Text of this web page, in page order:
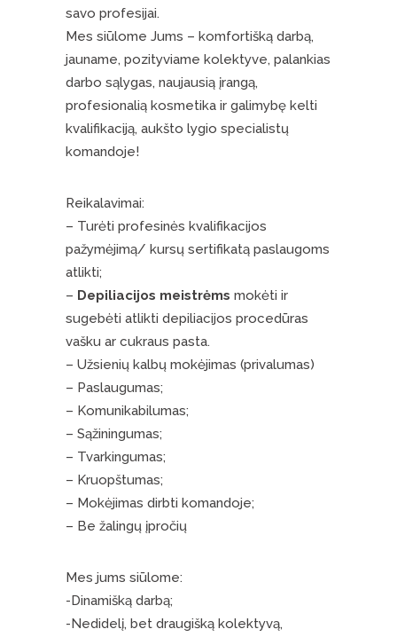
savo profesijai.
Mes siūlome Jums – komfortišką darbą,
jauname, pozityviame kolektyve, palankias
darbo sąlygas, naujausią įrangą,
profesionalią kosmetika ir galimybę kelti
kvalifikaciją, aukšto lygio specialistų
komandoje!
Reikalavimai:
– Turėti profesinės kvalifikacijos
pažymėjimą/ kursų sertifikatą paslaugoms
atlikti;
– Depiliacijos meistrėms mokėti ir
sugebėti atlikti depiliacijos procedūras
vašku ar cukraus pasta.
– Užsienių kalbų mokėjimas (privalumas)
– Paslaugumas;
– Komunikabilumas;
– Sąžiningumas;
– Tvarkingumas;
– Kruopštumas;
– Mokėjimas dirbti komandoje;
– Be žalingų įpročių
Mes jums siūlome:
-Dinamišką darbą;
-Nedidelį, bet draugišką kolektyvą,